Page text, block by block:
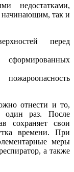
недостатками,
начинающим, так и
перед
отнести и то,
один раз. После
сохраняет свои
времени. При
меры
а также